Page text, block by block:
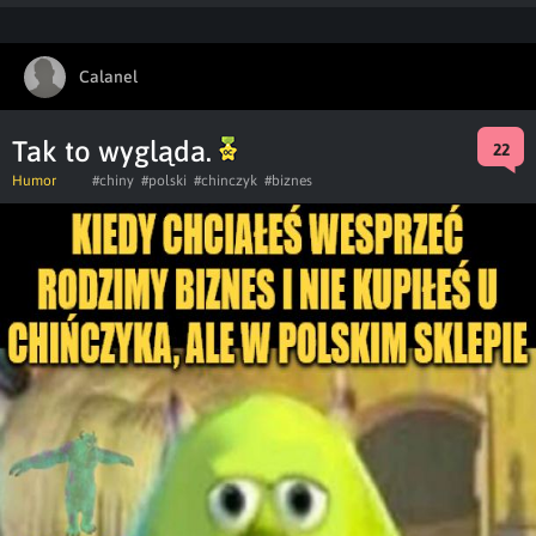
Calanel
Tak to wygląda. 22
Humor #chiny #polski #chinczyk #biznes